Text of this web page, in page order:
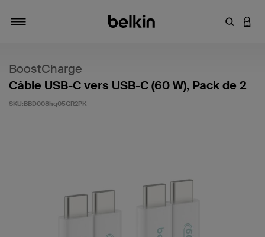
Saisir
BoostCharge
Câble USB-C vers USB-C (60 W), Pack de 2
SKU:BBD008hq05GR2PK